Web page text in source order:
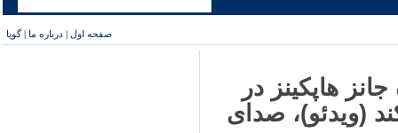
صفحه اول | درباره ما |گویا
هاپکینز در
(ویدئو)، صدای